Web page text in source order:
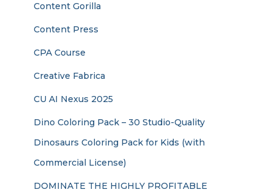
Content Gorilla
Content Press
CPA Course
Creative Fabrica
CU AI Nexus 2025
Dino Coloring Pack – 30 Studio-Quality
Dinosaurs Coloring Pack for Kids (with
Commercial License)
DOMINATE THE HIGHLY PROFITABLE